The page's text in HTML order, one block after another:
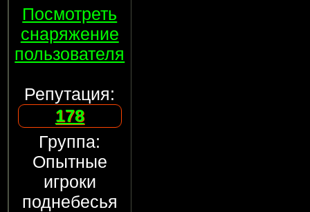
Посмотреть
снаряжение
пользователя
Репутация:
178
Группа:
Опытные
игроки
поднебесья